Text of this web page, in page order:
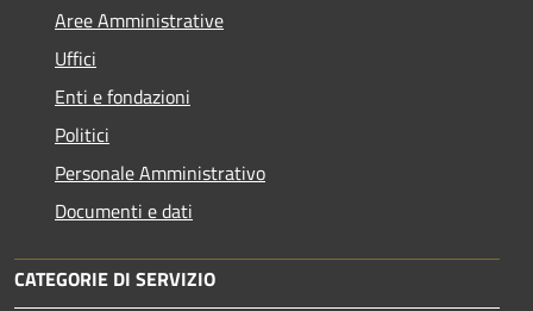
Aree Amministrative
Uffici
Enti e fondazioni
Politici
Personale Amministrativo
Documenti e dati
CATEGORIE DI SERVIZIO